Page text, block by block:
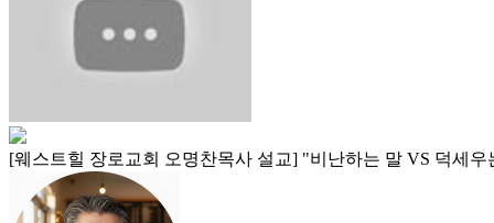
[웨스트힐 장로교회 오명찬목사 설교] "비난하는 말 VS 덕세우